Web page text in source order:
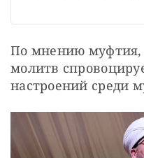
По мнению муфтия,
молитв
настроений среди